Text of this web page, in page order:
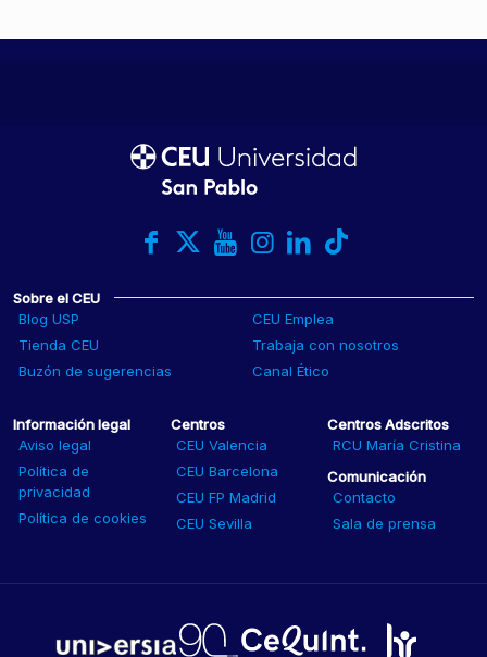
Sobre el CEU
Blog USP
CEU Emplea
Tienda CEU
Trabaja con nosotros
Buzón de sugerencias
Canal Ético
Información legal
Aviso legal
Política de
privacidad
Política de cookies
Centros
CEU Valencia
CEU Barcelona
CEU FP Madrid
CEU Sevilla
Centros Adscritos
RCU María Cristina
Comunicación
Contacto
Sala de prensa